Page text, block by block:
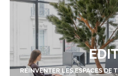
RÉINVENTER LES ESPACES DE